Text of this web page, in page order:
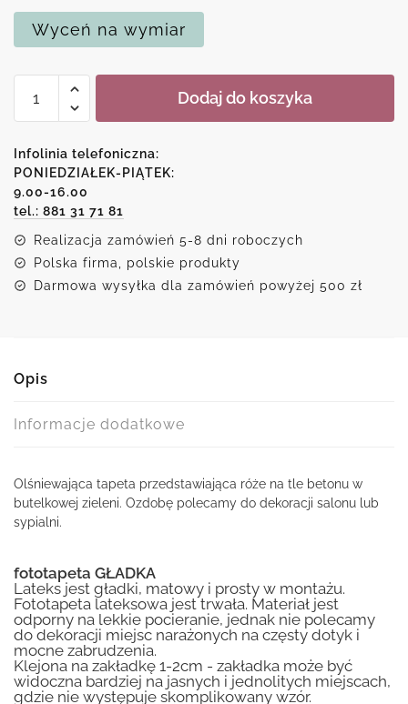
Wyceń na wymiar
Fototapeta
motywem
róż
Dodaj do koszyka
Infolinia telefoniczna:
PONIEDZIAŁEK-PIĄTEK:
9.00-16.00
tel.: 881 31 71 81
Realizacja zamówień 5-8 dni roboczych
Polska firma, polskie produkty
Darmowa wysyłka dla zamówień powyżej 500 zł
Opis
Informacje dodatkowe
Olśniewająca tapeta przedstawiająca róże na tle betonu w
butelkowej zieleni. Ozdobę polecamy do dekoracji salonu lub
sypialni.
fototapeta GŁADKA
Lateks jest gładki, matowy i prosty w montażu.
Fototapeta lateksowa jest trwała. Materiał jest
odporny na lekkie pocieranie, jednak nie polecamy
do dekoracji miejsc narażonych na częsty dotyk i
mocne zabrudzenia.
Klejona na zakładkę 1-2cm - zakładka może być
widoczna bardziej na jasnych i jednolitych miejscach,
gdzie nie występuje skomplikowany wzór.